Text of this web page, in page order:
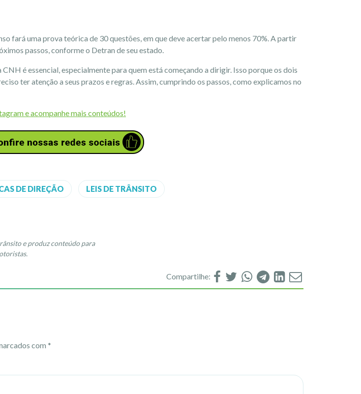
fará uma prova teórica de 30 questões, em que deve acertar pelo menos 70%. A partir
passos, conforme o Detran de seu estado.
é essencial, especialmente para quem está começando a dirigir. Isso porque os dois
ter atenção a seus prazos e regras. Assim, cumprindo os passos, como explicamos no
e acompanhe mais conteúdos!
DE DIREÇÃO LEIS DE TRÂNSITO
e produz conteúdo para
Compartilhe:
com *